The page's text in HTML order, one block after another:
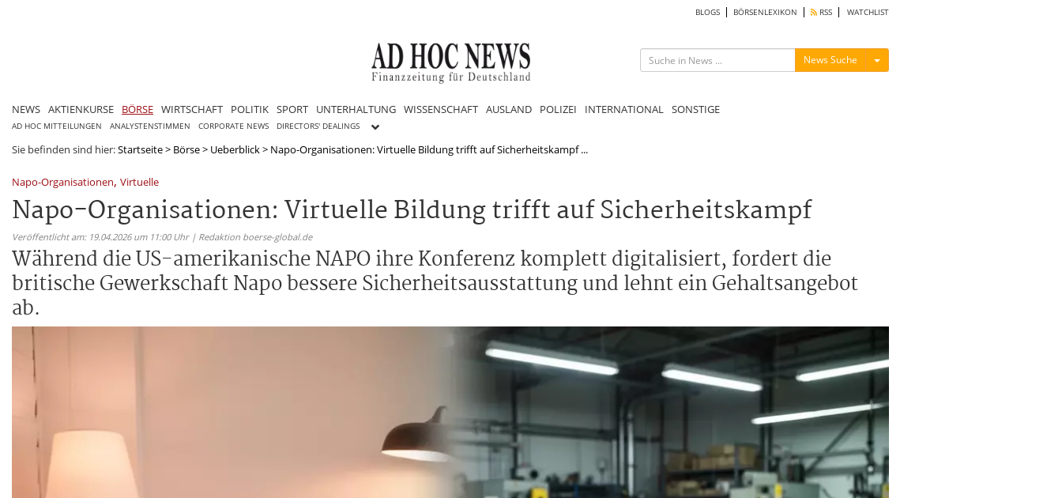
BLOGS BÖRSENLEXIKON RSS WATCHLIST
News Suche Menü ein-/ausblenden
NEWS AKTIENKURSE BÖRSE WIRTSCHAFT POLITIK SPORT UNTERHALTUNG WISSENSCHAFT AUSLAND POLIZEI INTERNATIONAL SONSTIGE
AD HOC MITTEILUNGEN ANALYSTENSTIMMEN CORPORATE NEWS DIRECTORS' DEALINGS
Sie befinden sind hier:Startseite> Börse> Ueberblick> Napo-Organisationen: Virtuelle Bildung trifft auf Sicherheitskampf ...
Napo-Organisationen, Virtuelle
Napo-Organisationen: Virtuelle Bildung trifft auf Sicherheitskampf
Veröffentlicht am: 19.04.2026 um 11:00 Uhr | Redaktion boerse-global.de
Während die US-amerikanische NAPO ihre Konferenz komplett digitalisiert, fordert die
britische Gewerkschaft Napo bessere Sicherheitsausstattung und lehnt ein Gehaltsangebot
ab.